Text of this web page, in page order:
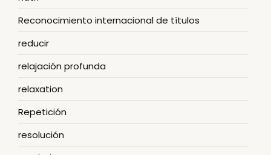
Reconocimiento internacional de títulos
reducir
relajación profunda
relaxation
Repetición
resolución